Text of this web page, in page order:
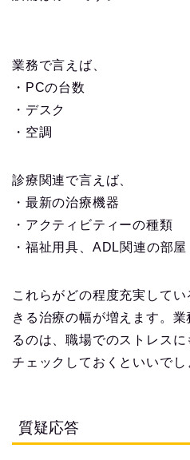
業務で言えば、
・PCの台数
・デスク
・空調
診療関連で言えば、
・最新の治療機器
・アクティビティーの種類
・福祉用具、ADL関連の部屋
これらがどの程度充実して
きる治療の幅が増えます。
るのは、職場でのストレスに
チェックしておくといいでし
質疑応答